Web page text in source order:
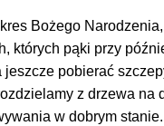
Bożego
których pąki przy
pobierać
z drzewa na
w dobrym stanie.